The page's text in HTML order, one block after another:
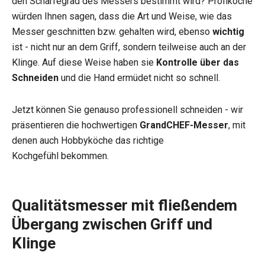
würden Ihnen sagen, dass die Art und Weise, wie das
Messer geschnitten bzw. gehalten wird, ebenso wichtig
ist - nicht nur an dem Griff, sondern teilweise auch an der
Klinge. Auf diese Weise haben sie Kontrolle über das
Schneiden und die Hand ermüdet nicht so schnell.
Jetzt können Sie genauso professionell schneiden - wir
präsentieren die hochwertigen GrandCHEF-Messer, mit
denen auch Hobbyköche das richtige
Kochgefühl bekommen.
Qualitätsmesser mit fließendem
Übergang zwischen Griff und
Klinge